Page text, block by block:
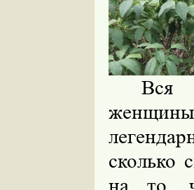
Вся
сколько
на то,